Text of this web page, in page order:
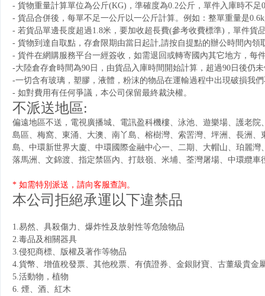
- 貨物重量計算單位為公斤(KG)，準確度為0.2公斤，單件入庫時不足
- 貨品合併後，每單不足一公斤以一公斤計算。例如：整單重量是
- 若貨品單邊長度超過1.8米，要加收超長費(參考收費標準)，單件貨
- 貨物到達自取點，存倉限期由當日起計,請按自提點的辦公時間內
- 貨件在網購服務平台一經簽收，如需退回或轉寄國內其它地方，每
-大陸倉存倉時間為90日，由貨品入庫時間開始計算，超過90日後仍
-一切含有玻璃，塑膠，液體，粉沫的物品在運輸過程中出現破損我
- 如對費用有任何爭議，本公司保留最終裁決權。
不派送地區:
偏遠地區不送，電視廣播城、電訊盈科機樓、泳池、遊樂場、護老
島區、梅窩、東涌、大澳、南丫島、榕樹灣、索罟灣、坪洲、長洲
島、中環新世界大廈、中環國際金融中心一、二期、大帽山、珀麗
落馬洲、文錦渡、指定禁區內、打鼓嶺、米埔、荃灣屠場、中環纜
* 如需特別派送，請向客服查詢。
本公司拒絕承運以下違禁品
1.易然、具殺傷力、爆炸性及放射性等危險物品
2.毒品及相關器具
3.侵犯商標、版權及著作等物品
4.貨幣、增值稅發票、其他稅票、有債證券、金銀財寶、古董級貴金
5.活動物，植物
6. 煙、酒、紅木